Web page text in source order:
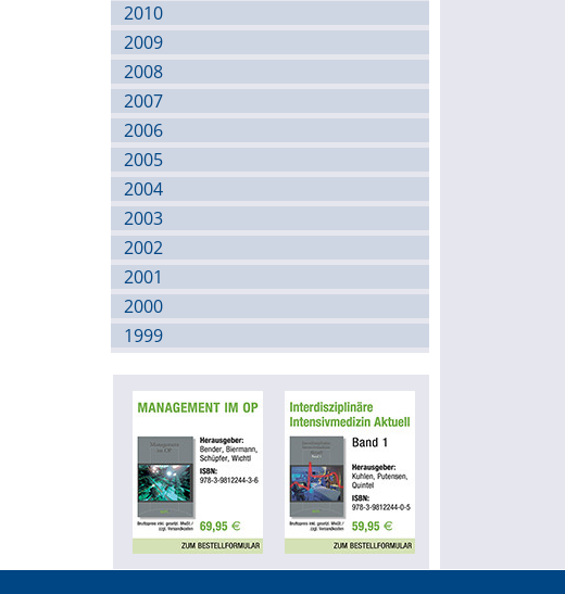
2010
2009
2008
2007
2006
2005
2004
2003
2002
2001
2000
1999